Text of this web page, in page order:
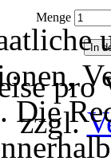
Menge
zzgl.
Die